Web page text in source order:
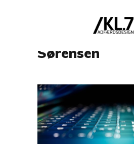
Author:
Sørensen